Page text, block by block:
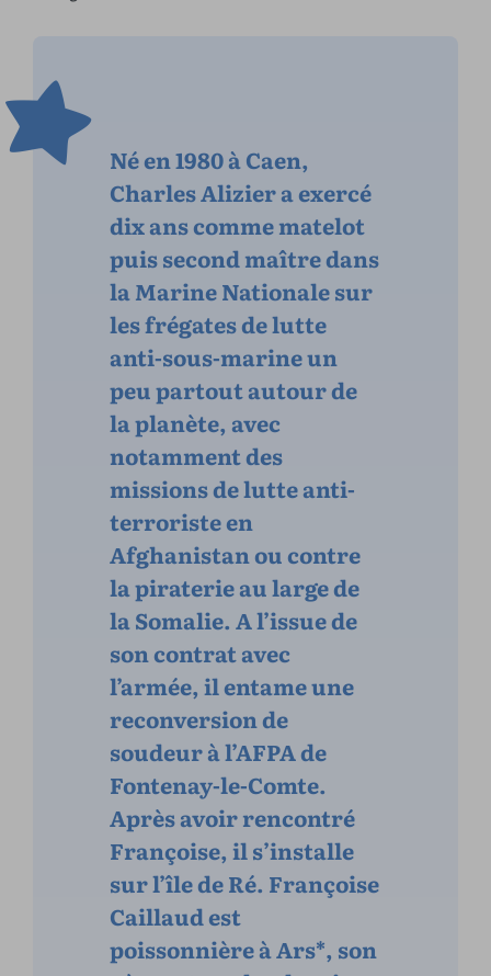
Né en 1980 à Caen,
Charles Alizier a exercé
dix ans comme matelot
puis second maître dans
la Marine Nationale sur
les frégates de lutte
anti-sous-marine un
peu partout autour de
la planète, avec
notamment des
missions de lutte anti-
terroriste en
Afghanistan ou contre
la piraterie au large de
la Somalie. A l’issue de
son contrat avec
l’armée, il entame une
reconversion de
soudeur à l’AFPA de
Fontenay-le-Comte.
Après avoir rencontré
Françoise, il s’installe
sur l’île de Ré. Françoise
Caillaud est
poissonnière à Ars*, son